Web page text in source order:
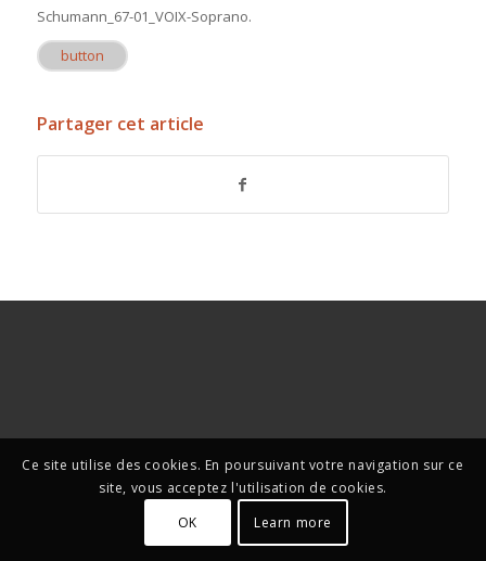
Schumann_67-01_VOIX-Soprano.
button
Partager cet article
Ce site utilise des cookies. En poursuivant votre navigation sur ce
site, vous acceptez l'utilisation de cookies.
OK
Learn more